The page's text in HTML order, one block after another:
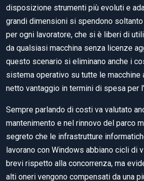
disposizione strumenti più evoluti e
grandi dimensioni si spendono soltanto
per ogni lavoratore, che si è liberi di
da qualsiasi macchina senza licenze
questo scenario si eliminano anche i
sistema operativo su tutte le macchine
netto vantaggio in termini di spesa per
Sempre parlando di costi va valutato
mantenimento e nel rinnovo del parco
segreto che le infrastrutture
lavorano con Windows abbiano cicli di
brevi rispetto alla concorrenza, ma
alti oneri vengono compensati da una